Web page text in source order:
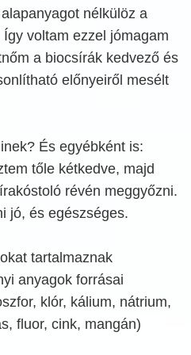
nélkülöz a
voltam ezzel jómagam
a biocsírák kedvező és
előnyeiről mesélt
És egyébként is:
tőle kétkedve, majd
révén meggyőzni.
jó, és egészséges.
tartalmaznak
anyagok forrásai
klór, kálium, nátrium,
fluor, cink, mangán)